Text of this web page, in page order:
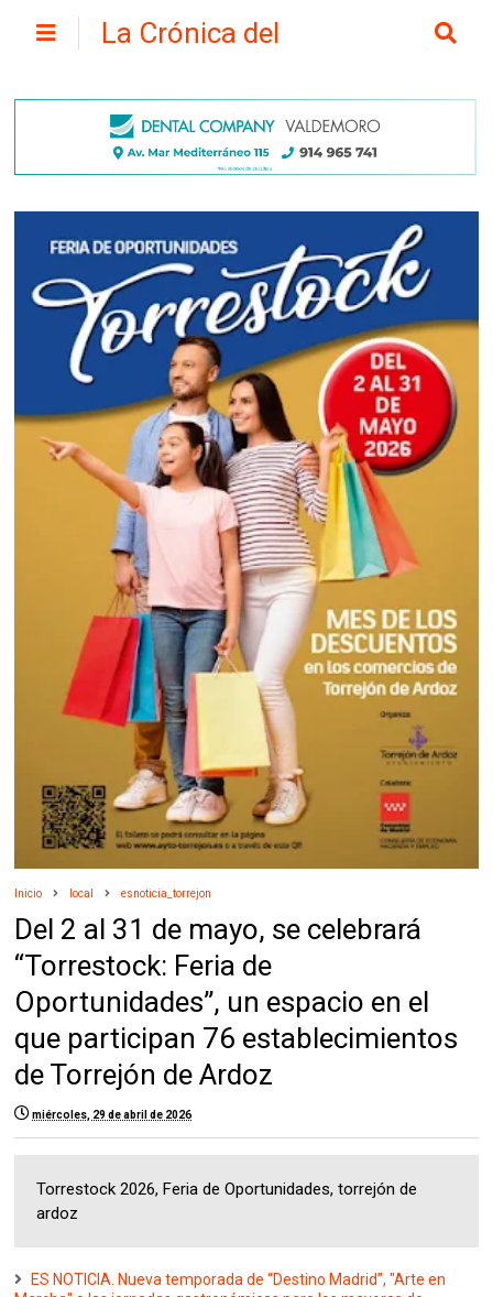
La Crónica del
Inicio local esnoticia_torrejon
Del 2 al 31 de mayo, se celebrará
“Torrestock: Feria de
Oportunidades”, un espacio en el
que participan 76 establecimientos
de Torrejón de Ardoz
miércoles, 29 de abril de 2026
Torrestock 2026, Feria de Oportunidades, torrejón de
ardoz
ES NOTICIA. Nueva temporada de “Destino Madrid”, "Arte en